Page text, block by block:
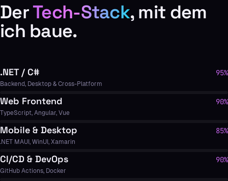
DerTech-Stack, mit dem
ich baue.
.NET / C# 95%
Backend, Desktop & Cross-Platform
Web Frontend 90%
TypeScript, Angular, Vue
Mobile & Desktop 85%
.NET MAUI, WinUI, Xamarin
CI/CD & DevOps 90%
GitHub Actions, Docker